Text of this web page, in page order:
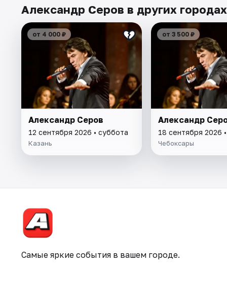
Александр Серов в других городах
от 4 000 ₽
Александр Серов
12 сентября 2026 • суббота
Казань
от 3 500 ₽
Александр
18 сентября 2026
Чебоксары
Самые яркие события в вашем городе.